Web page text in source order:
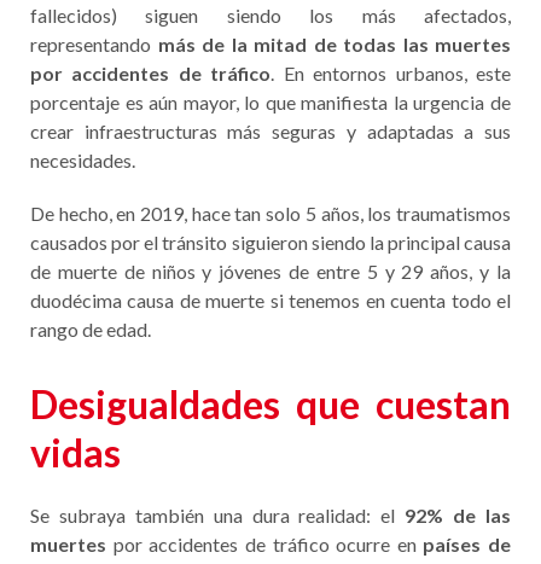
fallecidos) siguen siendo los más afectados,
representando más de la mitad de todas las muertes
por accidentes de tráfico. En entornos urbanos, este
porcentaje es aún mayor, lo que manifiesta la urgencia de
crear infraestructuras más seguras y adaptadas a sus
necesidades.
De hecho, en 2019, hace tan solo 5 años, los traumatismos
causados por el tránsito siguieron siendo la principal causa
de muerte de niños y jóvenes de entre 5 y 29 años, y la
duodécima causa de muerte si tenemos en cuenta todo el
rango de edad.
Desigualdades que cuestan
vidas
Se subraya también una dura realidad: el 92% de las
muertes por accidentes de tráfico ocurre en países de